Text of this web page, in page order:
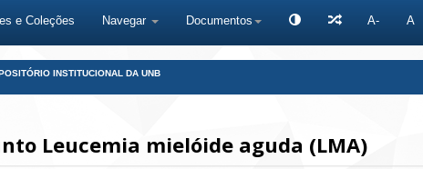
e Coleções Navegar Documentos A- A
INSTITUCIONAL DA UNB
Leucemia mielóide aguda (LMA)